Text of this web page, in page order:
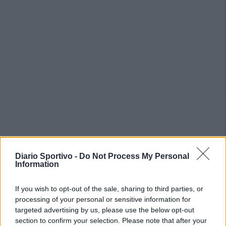
Diario Sportivo - Do Not Process My Personal
Information
If you wish to opt-out of the sale, sharing to third parties, or
processing of your personal or sensitive information for
targeted advertising by us, please use the below opt-out
section to confirm your selection. Please note that after your
PIÙ LETTI OGGI
L'Accademia Sulcitana prende il mediano
Puddu, allo Jerzu l'attaccante Bebo Atzori
10 Ago 2026